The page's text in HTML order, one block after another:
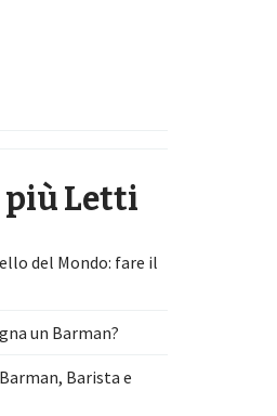
Letti
del Mondo: fare il
un Barman?
Barista e